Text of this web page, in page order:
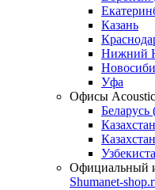
Казань
Нижний
Уфа
Офисы
Официальный
Shumanet-